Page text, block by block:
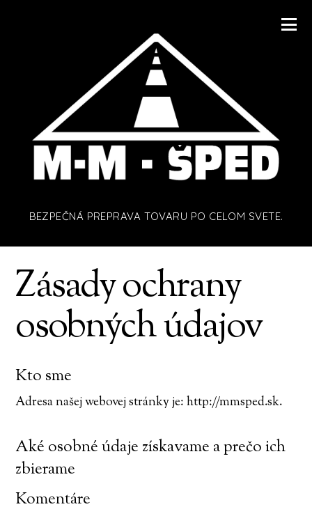
BEZPEČNÁ PREPRAVA TOVARU PO CELOM SVETE.
Zásady ochrany
osobných údajov
Kto sme
Adresa našej webovej stránky je: http://mmsped.sk.
Aké osobné údaje získavame a prečo ich
zbierame
Komentáre